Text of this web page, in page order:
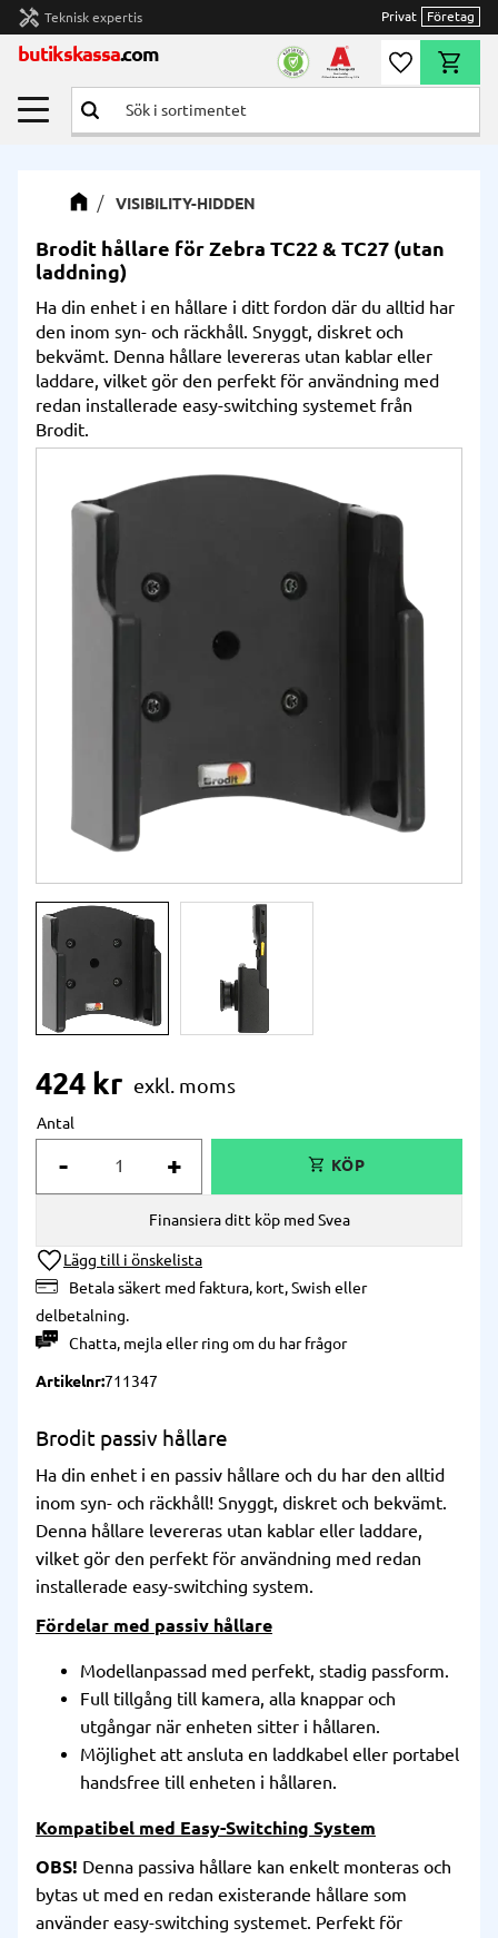
Meny
handyman Teknisk expertis Privat Företag
butikskassa.com Önskelista
VISIBILITY-HIDDEN
Brodit hållare för Zebra TC22 & TC27 (utan
laddning)
Ha din enhet i en hållare i ditt fordon där du alltid har
den inom syn- och räckhåll. Snyggt, diskret och
bekvämt. Denna hållare levereras utan kablar eller
laddare, vilket gör den perfekt för användning med
redan installerade easy-switching systemet från
Brodit.
424 kr
Antal
+
-
Lägg till i önskelista
Betala säkert med faktura, kort, Swish eller
delbetalning.
Chatta, mejlaellerring om du har frågor
Finansiera ditt köp med Svea
Artikelnr711347
Brodit passiv hållare
Ha din enhet i en passiv hållare och du har den alltid
inom syn- och räckhåll! Snyggt, diskret och bekvämt.
Denna hållare levereras utan kablar eller laddare,
vilket gör den perfekt för användning med redan
installerade easy-switching system.
Fördelar med passiv hållare
Modellanpassad med perfekt, stadig passform.
Full tillgång till kamera, alla knappar och
utgångar när enheten sitter i hållaren.
Möjlighet att ansluta en laddkabel eller portabel
handsfree till enheten i hållaren.
Kompatibel med Easy-Switching System
OBS! Denna passiva hållare kan enkelt monteras och
bytas ut med en redan existerande hållare som
använder easy-switching systemet. Perfekt för